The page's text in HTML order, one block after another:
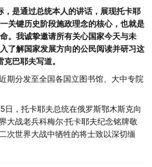
，是通过总统本人的讲话，展现托卡耶
关键历史阶段施政理念的核心，也就是
。我诚挚邀请所有关心国家今天与未
了解国家发展方向的公民阅读并研习这
巴耶夫写道。
期分发至全国各国立图书馆、大中专院
日，托卡耶夫总统在俄罗斯鄂木斯克向
大战老兵科梅尔·托卡耶夫纪念铭牌敬
次世界大战中牺牲的将士致以深切缅